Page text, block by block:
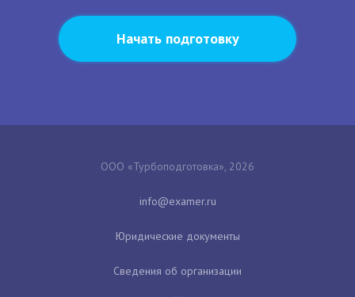
Начать подготовку
ООО «Турбоподготовка», 2026
Юридические документы
Сведения об организации